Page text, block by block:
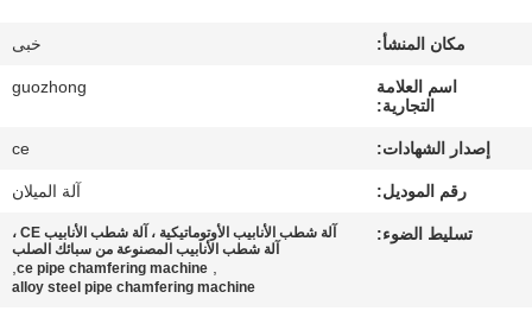
جولة
المعمل
مراقبة
مكان المنشأ: خبى
اسم العلامة
التجارية:
guozhong
إصدار الشهادات: ce
رقم الموديل: آلة الميلان
تسليط الضوء:
آلة شطب الأنابيب الأوتوماتيكية ، آلة شطب الأنابيب CE ،
آلة شطب الأنابيب المصنوعة من سبائك الصلب
,
ce pipe chamfering machine
,
alloy steel pipe chamfering machine